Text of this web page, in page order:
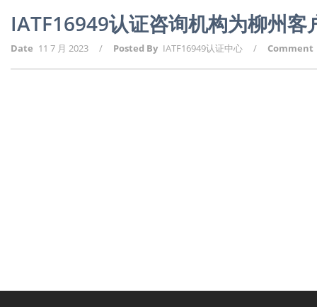
IATF16949认证咨询机构为柳州
Date 11 7 月 2023 / Posted By IATF16949认证中心 / Comment